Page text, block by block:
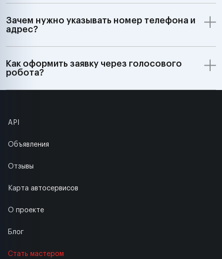
Зачем нужно указывать номер телефона и
адрес?
Как оформить заявку через голосового
робота?
API
Объявления
Отзывы
Карта автосервисов
О проекте
Блог
Стать мастером